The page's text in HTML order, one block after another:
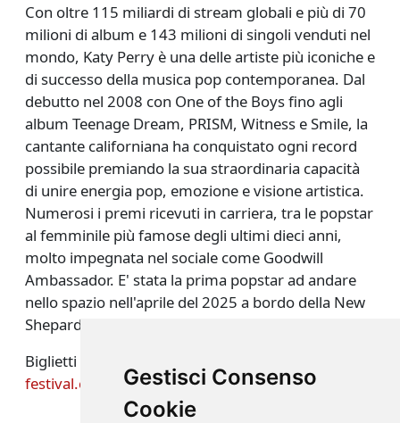
Gestisci Consenso
Cookie
Con oltre 115 miliardi di stream globali e più di 70
milioni di album e 143 milioni di singoli venduti nel
mondo, Katy Perry è una delle artiste più iconiche e
di successo della musica pop contemporanea. Dal
debutto nel 2008 con One of the Boys fino agli
album Teenage Dream, PRISM, Witness e Smile, la
cantante californiana ha conquistato ogni record
possibile premiando la sua straordinaria capacità
di unire energia pop, emozione e visione artistica.
Numerosi i premi ricevuti in carriera, tra le popstar
al femminile più famose degli ultimi dieci anni,
molto impegnata nel sociale come Goodwill
Ambassador. E' stata la prima popstar ad andare
nello spazio nell'aprile del 2025 a bordo della New
Shepard.
Biglietti disponibili on line su
festival.com/site/tickets